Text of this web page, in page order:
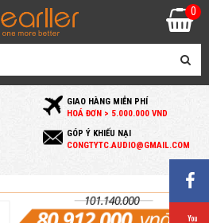
GIAO HÀNG MIỄN PHÍ
HOÁ ĐƠN > 5.000.000 VND
GÓP Ý KHIẾU NẠI
CONGTYTC.AUDIO@GMAIL.COM
0